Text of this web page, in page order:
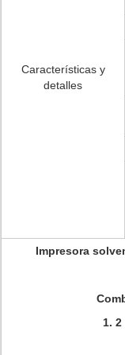
Características y
detalles
Impresora
1.